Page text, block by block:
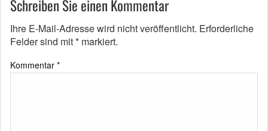
Schreiben Sie einen Kommentar
Ihre E-Mail-Adresse wird nicht veröffentlicht. Erforderliche
Felder sind mit* markiert.
Kommentar *